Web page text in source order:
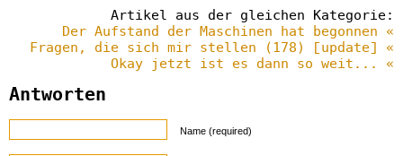
Artikel aus der gleichen Kategorie:
Der Aufstand der Maschinen hat begonnen «
Fragen, die sich mir stellen (178) [update] «
Okay jetzt ist es dann so weit... «
Antworten
Name (required)